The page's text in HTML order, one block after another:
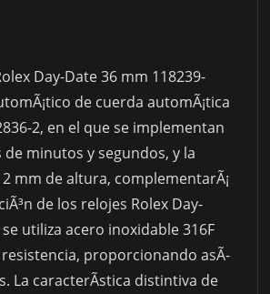
Day-Date 36 mm 118239-
de cuerda automÃ¡tica
2, en el que se implementan
minutos y segundos, y la
mm de altura, complementarÃ¡
de los relojes Rolex Day-
utiliza acero inoxidable 316F
resistencia, proporcionando asÃ­
La caracterÃ­stica distintiva de